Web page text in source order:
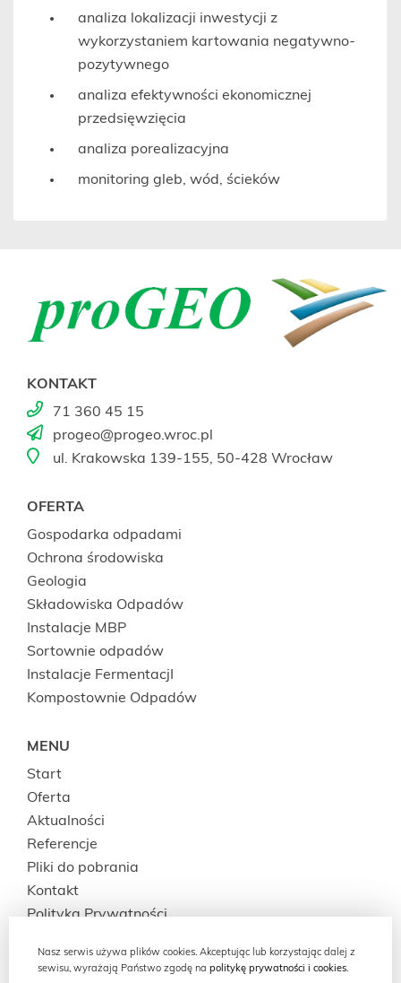
analiza lokalizacji inwestycji z
wykorzystaniem kartowania negatywno-
pozytywnego
analiza efektywności ekonomicznej
przedsięwzięcia
analiza porealizacyjna
monitoring gleb, wód, ścieków
OFERTA
Gospodarka odpadami
Ochrona środowiska
Geologia
Składowiska Odpadów
Instalacje MBP
Sortownie odpadów
Instalacje FermentacjI
Kompostownie Odpadów
MENU
Start
Oferta
Aktualności
Referencje
Pliki do pobrania
Kontakt
Polityka Prywatności
KONTAKT
71 360 45 15
progeo@progeo.wroc.pl
ul. Krakowska 139-155, 50-428 Wrocław
Nasz serwis używa plików cookies. Akceptując lub korzystając dalej z
sewisu, wyrażają Państwo zgodę na politykę prywatności i cookies.